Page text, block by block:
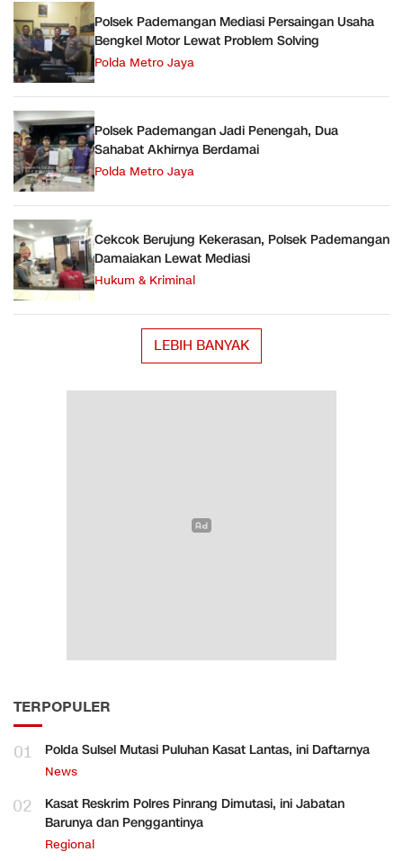
Polsek Pademangan Mediasi Persaingan Usaha
Bengkel Motor Lewat Problem Solving
Polda Metro Jaya
Polsek Pademangan Jadi Penengah, Dua
Sahabat Akhirnya Berdamai
Polda Metro Jaya
Cekcok Berujung Kekerasan, Polsek Pademangan
Damaiakan Lewat Mediasi
Hukum & Kriminal
LEBIH BANYAK
TERPOPULER
01 Polda Sulsel Mutasi Puluhan Kasat Lantas, ini Daftarnya
News
02
Kasat Reskrim Polres Pinrang Dimutasi, ini Jabatan
Barunya dan Penggantinya
Regional